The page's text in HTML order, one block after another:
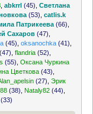
,abkrrl (45) ,Светлана
(53) ,catlis.k
Патрикеева (66)
Сахаров (47)
(45) ,oksanochka (41)
(47) ,flandria (52)
(55) ,Оксана Чуркина
Цветкова (43)
(27) ,Эрик
(38) Nataly82 (44)
(33)